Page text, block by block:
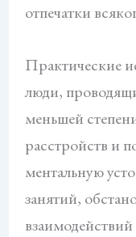
отпечатки
Практические
люди,
меньшей
расстройств и
ментальную
занятий,